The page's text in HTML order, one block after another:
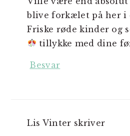
blive forkælet på her i
Friske røde kinder og
tillykke med dine
Besvar
Lis Vinter skriver